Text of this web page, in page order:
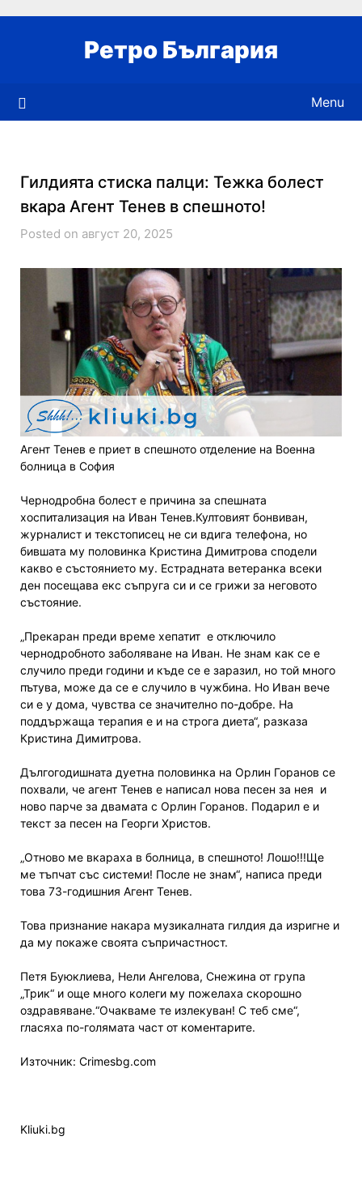
Ретро България
Menu
Гилдията стиска палци: Тежка болест
вкара Агент Тенев в спешното!
Posted on август 20, 2025
Агент Тенев е приет в спешното отделение на Военна
болница в София
Чернодробна болест е причина за спешната
хоспитализация на Иван Тенев.Култовият бонвиван,
журналист и текстописец не си вдига телефона, но
бившата му половинка Кристина Димитрова сподели
какво е състоянието му. Естрадната ветеранка всеки
ден посещава екс съпруга си и се грижи за неговото
състояние.
„Прекаран преди време хепатит е отключило
чернодробното заболяване на Иван. Не знам как се е
случило преди години и къде се е заразил, но той много
пътува, може да се е случило в чужбина. Но Иван вече
си е у дома, чувства се значително по-добре. На
поддържаща терапия е и на строга диета“, разказа
Кристина Димитрова.
Дългогодишната дуетна половинка на Орлин Горанов се
похвали, че агент Тенев е написал нова песен за нея и
ново парче за двамата с Орлин Горанов. Подарил е и
текст за песен на Георги Христов.
„Отново ме вкараха в болница, в спешното! Лошо!!!Ще
ме тъпчат със системи! После не знам“, написа преди
това 73-годишния Агент Тенев.
Това признание накара музикалната гилдия да изригне и
да му покаже своята съпричастност.
Петя Буюклиева, Нели Ангелова, Снежина от група
„Трик“ и още много колеги му пожелаха скорошно
оздравяване.“Очакваме те излекуван! С теб сме“,
гласяха по-голямата част от коментарите.
Източник: Crimesbg.com
Kliuki.bg